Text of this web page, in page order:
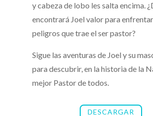
y cabeza de lobo les salta encima.
encontrará Joel valor para
peligros que trae el ser pastor?
Sigue las aventuras de Joel y su
para descubrir, en la historia de la
mejor Pastor de todos.
DESCARGAR